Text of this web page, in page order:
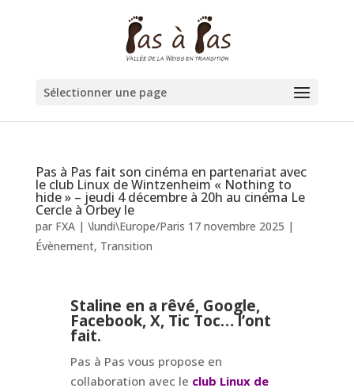
Sélectionner une page
Pas à Pas fait son cinéma en partenariat avec
le club Linux de Wintzenheim « Nothing to
hide » – jeudi 4 décembre à 20h au cinéma Le
Cercle à Orbey le
par FXA| \lundi\Europe/Paris 17 novembre 2025 |
Évènement, Transition
Staline en a rêvé, Google,
Facebook, X, Tic Toc… l’ont
fait.
Pas à Pas vous propose en
collaboration avec le club Linux de